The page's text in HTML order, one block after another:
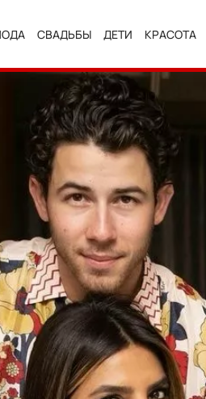
СВАДЬБЫ ДЕТИ КРАСОТА